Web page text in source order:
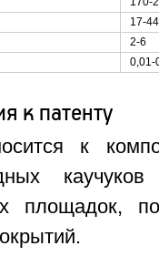
17-44
2-6
0,01-
к патенту
к
площадок,